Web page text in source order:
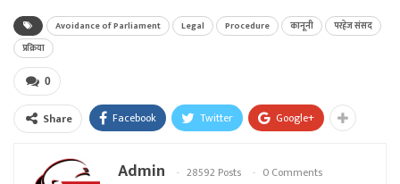
Avoidance of Parliament Legal Procedure कानूनी
परहेज संसद
प्रक्रिया
0
Share Facebook Twitter Google+
Admin 28592 Posts 0 Comments